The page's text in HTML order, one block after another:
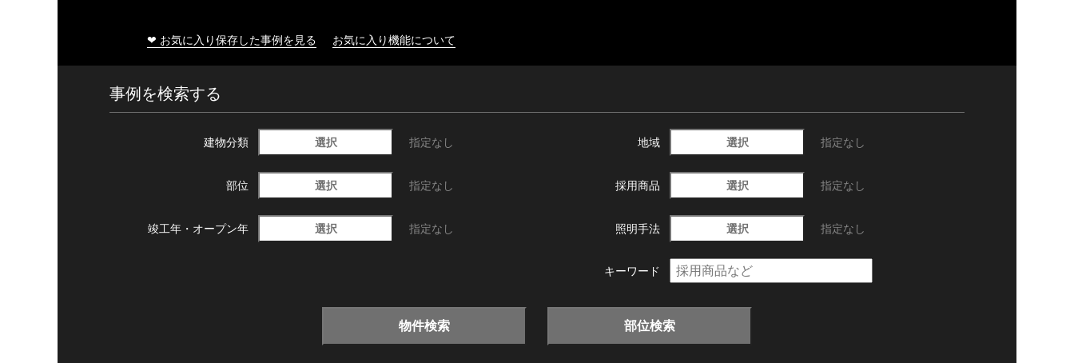
❤ お気に入り保存した事例を見る お気に入り機能について
事例を検索する
建物分類 選択 指定なし 地域 選択 指定なし
部位 選択 指定なし 採用商品 選択 指定なし
竣工年・ オープン年 選択 指定なし 照明手法 選択 指定なし
キーワード
物件検索 部位検索